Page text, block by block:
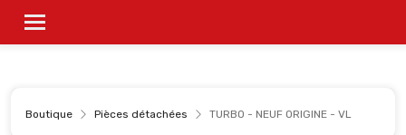
Boutique Pièces détachées TURBO - NEUF ORIGINE - VL